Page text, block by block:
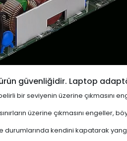
güvenliğidir. Laptop
bir seviyenin üzerine çıkmasını
sınırların üzerine çıkmasını
durumlarında kendini kapatarak